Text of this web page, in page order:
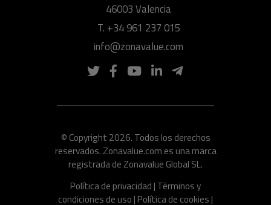
46003 Valencia
T. +34 961 237 015
info@zonavalue.com
© Copyright 2026. Todos los derechos
reservados. Zonavalue.com es una marca
registrada de Zonavalue Global SL.
Política de privacidad | Términos y
condiciones de uso | Política de cookies |